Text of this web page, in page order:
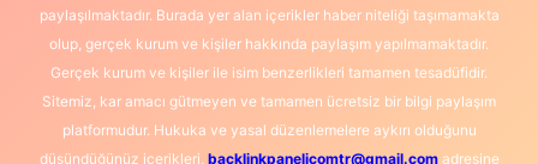
paylaşılmaktadır. Burada yer alan içerikler haber niteliği taşımamakta
olup, gerçek kurum ve kişiler hakkında paylaşım yapılmamaktadır.
Gerçek kurum ve kişiler ile isim benzerlikleri tamamen tesadüfidir.
Sitemiz, kar amacı gütmeyen ve tamamen ücretsiz bir bilgi paylaşım
platformudur. Hukuka ve yasal düzenlemelere aykırı olduğunu
düşündüğünüz içerikleri, backlinkpanelicomtr@gmail.comadresine